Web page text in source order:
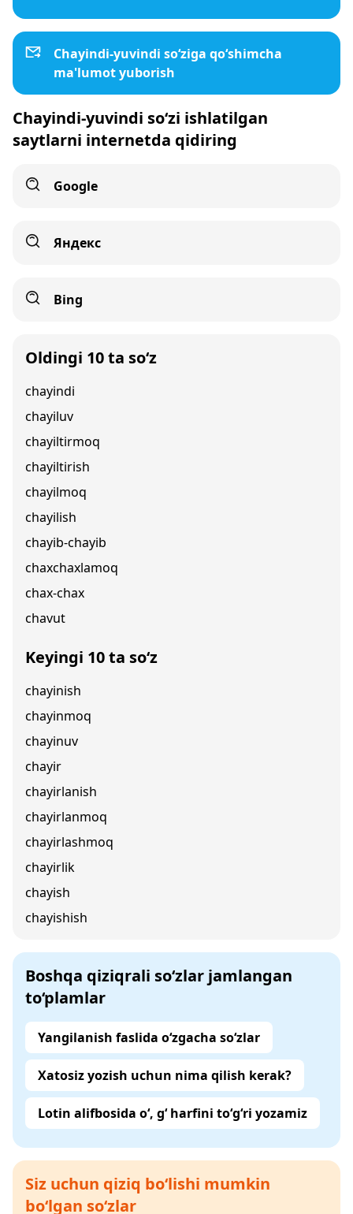
Chayindi-yuvindi so‘ziga qo‘shimcha
ma'lumot yuborish
Chayindi-yuvindi so‘zi ishlatilgan
saytlarni internetda qidiring
Google
Яндекс
Bing
Oldingi 10 ta so‘z
chayindi
chayiluv
chayiltirmoq
chayiltirish
chayilmoq
chayilish
chayib-chayib
chaxchaxlamoq
chax-chax
chavut
Keyingi 10 ta so‘z
chayinish
chayinmoq
chayinuv
chayir
chayirlanish
chayirlanmoq
chayirlashmoq
chayirlik
chayish
chayishish
Boshqa qiziqrali so‘zlar jamlangan
to‘plamlar
Yangilanish faslida o‘zgacha so‘zlar
Xatosiz yozish uchun nima qilish kerak?
Lotin alifbosida o‘, g‘ harfini to‘g‘ri yozamiz
Siz uchun qiziq bo‘lishi mumkin
bo‘lgan so‘zlar